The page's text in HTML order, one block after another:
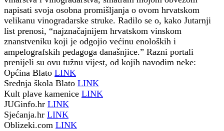
napisati svoja osobna promišljanja o ovom hrvatskom
velikanu vinogradarske struke. Radilo se o, kako Jutarnji
list prenosi, “najznačajnijem hrvatskom vinskom
znanstveniku koji je odgojio većinu enoloških i
ampelografskih pedagoga današnjice.” Razni portali
prenijeli su ovu tužnu vijest, od kojih navodim neke:
Općina Blato LINK
Srednja škola Blato LINK
Kult plave kamenice LINK
JUGinfo.hr LINK
Sjećanja.hr LINK
Oblizeki.com LINK